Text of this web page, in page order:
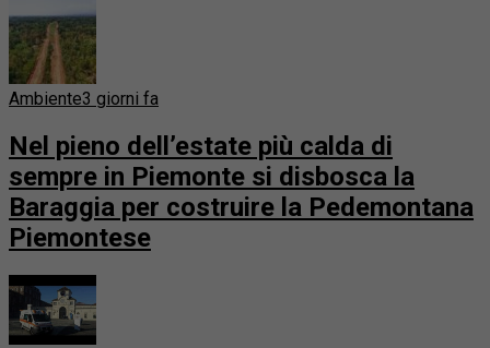
Ambiente3 giorni fa
Nel pieno dell’estate più calda di
sempre in Piemonte si disbosca la
Baraggia per costruire la Pedemontana
Piemontese